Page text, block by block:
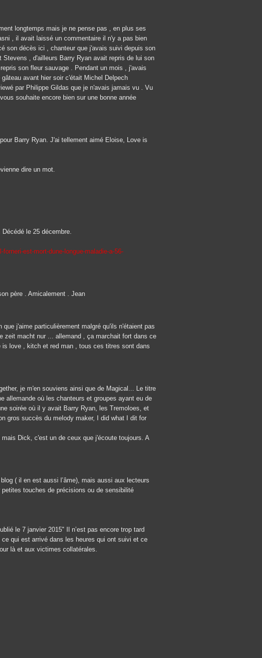
longtemps mais je ne pense pas , en plus ses
, il avait laissé un commentaire il n'y a pas bien
son décès ici , chanteur que j'avais suivi depuis son
, d'ailleurs Barry Ryan avait repris de lui son
son fleur sauvage . Pendant un mois , j'avais
avant hier soir c'était Michel Delpech
par Philippe Gildas que je n'avais jamais vu . Vu
souhaite encore bien sur une bonne année
Barry Ryan. J'ai tellement aimé Eloise, Love is
dire un mot.
le 25 décembre.
est-mort-dune-longue-maladie-a-56-
père . Amicalement . Jean
j'aime particulièrement malgré qu'ils n'étaient pas
zeit macht nur ... allemand , ça marchait fort dans ce
love , kitch et red man , tous ces titres sont dans
je m'en souviens ainsi que de Magical... Le titre
allemande où les chanteurs et groupes ayant eu de
soirée où il y avait Barry Ryan, les Tremoloes, et
gros succès du melody maker, I did what I dit for
Dick, c'est un de ceux que j'écoute toujours. A
( il en est aussi l’âme), mais aussi aux lecteurs
touches de précisions ou de sensibilité
le 7 janvier 2015" Il n’est pas encore trop tard
qui est arrivé dans les heures qui ont suivi et ce
là et aux victimes collatérales.